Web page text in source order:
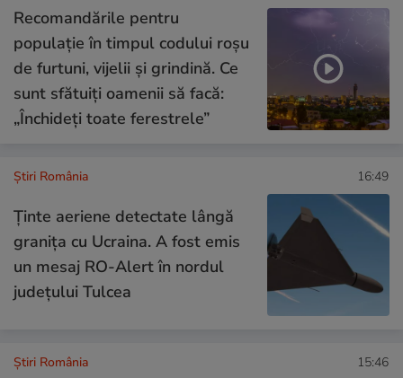
Recomandările pentru
populație în timpul codului roșu
de furtuni, vijelii și grindină. Ce
sunt sfătuiți oamenii să facă:
„Închideți toate ferestrele”
Știri România 16:49
Ținte aeriene detectate lângă
granița cu Ucraina. A fost emis
un mesaj RO-Alert în nordul
județului Tulcea
Știri România 15:46